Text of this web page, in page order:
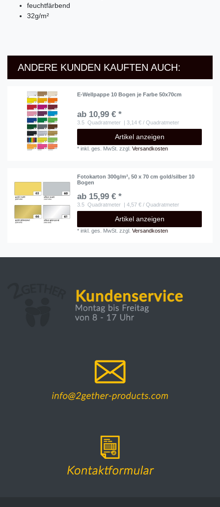
feuchtfärbend
32g/m²
ANDERE KUNDEN KAUFTEN AUCH:
E-Wellpappe 10 Bogen je Farbe 50x70cm
ab 10,99 € *
3.5 Quadratmeter | 3,14 € / Quadratmeter
Artikel anzeigen
*inkl. ges. MwSt. zzgl.Versandkosten
Fotokarton 300g/m², 50 x 70 cm gold/silber 10
Bogen
ab 15,99 € *
3.5 Quadratmeter | 4,57 € / Quadratmeter
Artikel anzeigen
*inkl. ges. MwSt. zzgl.Versandkosten